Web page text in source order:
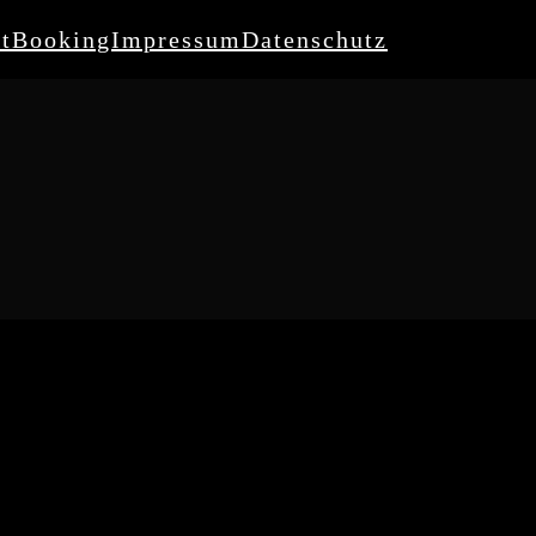
BookingImpressumDatenschutz